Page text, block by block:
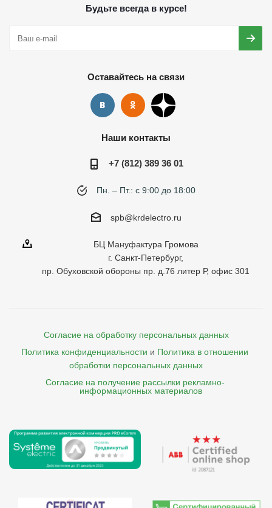
Будьте всегда в курсе!
Оставайтесь на связи
Наши контакты
+7 (812) 389 36 01
Пн. – Пт.: с 9:00 до 18:00
spb@krdelectro.ru
БЦ Мануфактура Громова
г. Санкт-Петербург,
пр. Обуховской обороны пр. д.76 литер Р, офис 301
Согласие на обработку персональных данных
Политика конфиденциальности и Политика в отношении
обработки персональных данных
Согласие на получение рассылки рекламно-
    информационных материалов